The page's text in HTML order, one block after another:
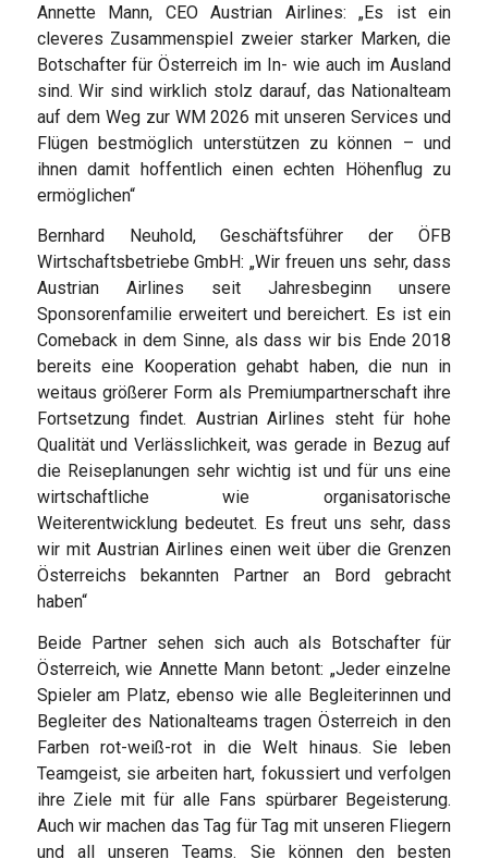
Annette Mann, CEO Austrian Airlines: „Es ist ein
cleveres Zusammenspiel zweier starker Marken, die
Botschafter für Österreich im In- wie auch im Ausland
sind. Wir sind wirklich stolz darauf, das Nationalteam
auf dem Weg zur WM 2026 mit unseren Services und
Flügen bestmöglich unterstützen zu können – und
ihnen damit hoffentlich einen echten Höhenflug zu
ermöglichen“
Bernhard Neuhold, Geschäftsführer der ÖFB
Wirtschaftsbetriebe GmbH: „Wir freuen uns sehr, dass
Austrian Airlines seit Jahresbeginn unsere
Sponsorenfamilie erweitert und bereichert. Es ist ein
Comeback in dem Sinne, als dass wir bis Ende 2018
bereits eine Kooperation gehabt haben, die nun in
weitaus größerer Form als Premiumpartnerschaft ihre
Fortsetzung findet. Austrian Airlines steht für hohe
Qualität und Verlässlichkeit, was gerade in Bezug auf
die Reiseplanungen sehr wichtig ist und für uns eine
wirtschaftliche wie organisatorische
Weiterentwicklung bedeutet. Es freut uns sehr, dass
wir mit Austrian Airlines einen weit über die Grenzen
Österreichs bekannten Partner an Bord gebracht
haben“
Beide Partner sehen sich auch als Botschafter für
Österreich, wie Annette Mann betont: „Jeder einzelne
Spieler am Platz, ebenso wie alle Begleiterinnen und
Begleiter des Nationalteams tragen Österreich in den
Farben rot-weiß-rot in die Welt hinaus. Sie leben
Teamgeist, sie arbeiten hart, fokussiert und verfolgen
ihre Ziele mit für alle Fans spürbarer Begeisterung.
Auch wir machen das Tag für Tag mit unseren Fliegern
und all unseren Teams. Sie können den besten